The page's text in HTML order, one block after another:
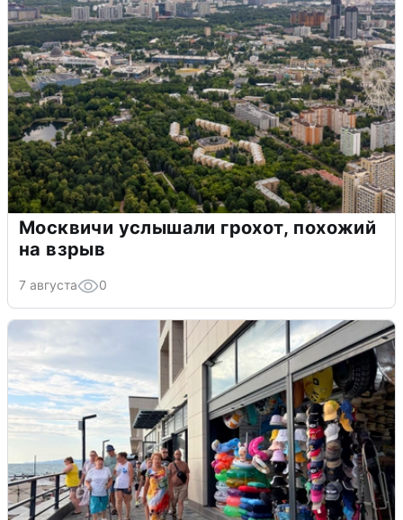
Москвичи услышали грохот, похожий
на взрыв
7 августа 0